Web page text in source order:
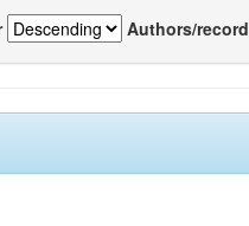
Authors/record